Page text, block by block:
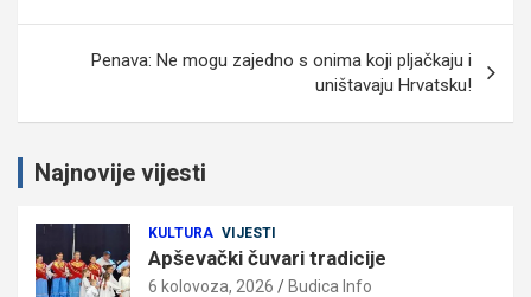
Penava: Ne mogu zajedno s onima koji pljačkaju i
uništavaju Hrvatsku!
Najnovije vijesti
KULTURA VIJESTI
Apševački čuvari tradicije
6 kolovoza, 2026 Budica Info